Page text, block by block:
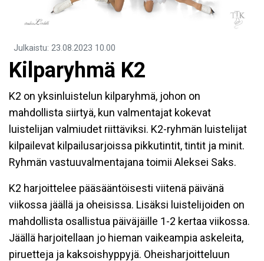
Julkaistu: 23.08.2023 10.00
Kilparyhmä K2
K2 on yksinluistelun kilparyhmä, johon on
mahdollista siirtyä, kun valmentajat kokevat
luistelijan valmiudet riittäviksi. K2-ryhmän luistelijat
kilpailevat kilpailusarjoissa pikkutintit, tintit ja minit.
Ryhmän vastuuvalmentajana toimii Aleksei Saks.
K2 harjoittelee pääsääntöisesti viitenä päivänä
viikossa jäällä ja oheisissa. Lisäksi luistelijoiden on
mahdollista osallistua päiväjäille 1-2 kertaa viikossa.
Jäällä harjoitellaan jo hieman vaikeampia askeleita,
piruetteja ja kaksoishyppyjä. Oheisharjoitteluun